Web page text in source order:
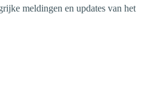
meldingen en updates van het